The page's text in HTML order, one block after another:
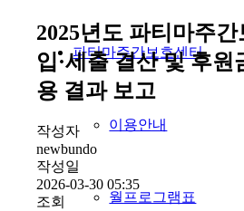
파티마주간보호센터
이용안내
월프로그램표
2025년도 파티마주간
입·세출 결산 및 후원
용 결과 보고
작성자
newbundo
작성일
2026-03-30 05:35
조회